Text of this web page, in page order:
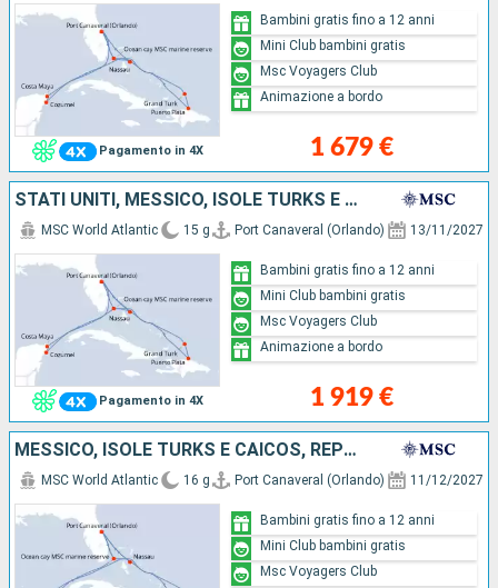
Pagamento in 4X 1 679 €
Bambini gratis fino a 12 anni
Mini Club bambini gratis
Msc Voyagers Club
Animazione a bordo
STATI UNITI, MESSICO, ISOLE TURKS E CAICOS, REPUBBLICA DOMINICANA, BAHAMAS
Pagamento in 4X
MSC World Atlantic 15 g Port Canaveral (Orlando) 13/11/2027
1 919 €
Bambini gratis fino a 12 anni
Mini Club bambini gratis
Msc Voyagers Club
Animazione a bordo
MESSICO, ISOLE TURKS E CAICOS, REPUBBLICA DOMINICANA, BAHAMAS, STATI UNITI
MSC World Atlantic 16 g Port Canaveral (Orlando) 11/12/2027
Bambini gratis fino a 12 anni
Mini Club bambini gratis
Msc Voyagers Club